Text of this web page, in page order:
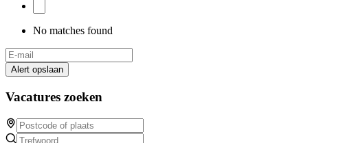
No matches found
Alert opslaan
Vacatures zoeken